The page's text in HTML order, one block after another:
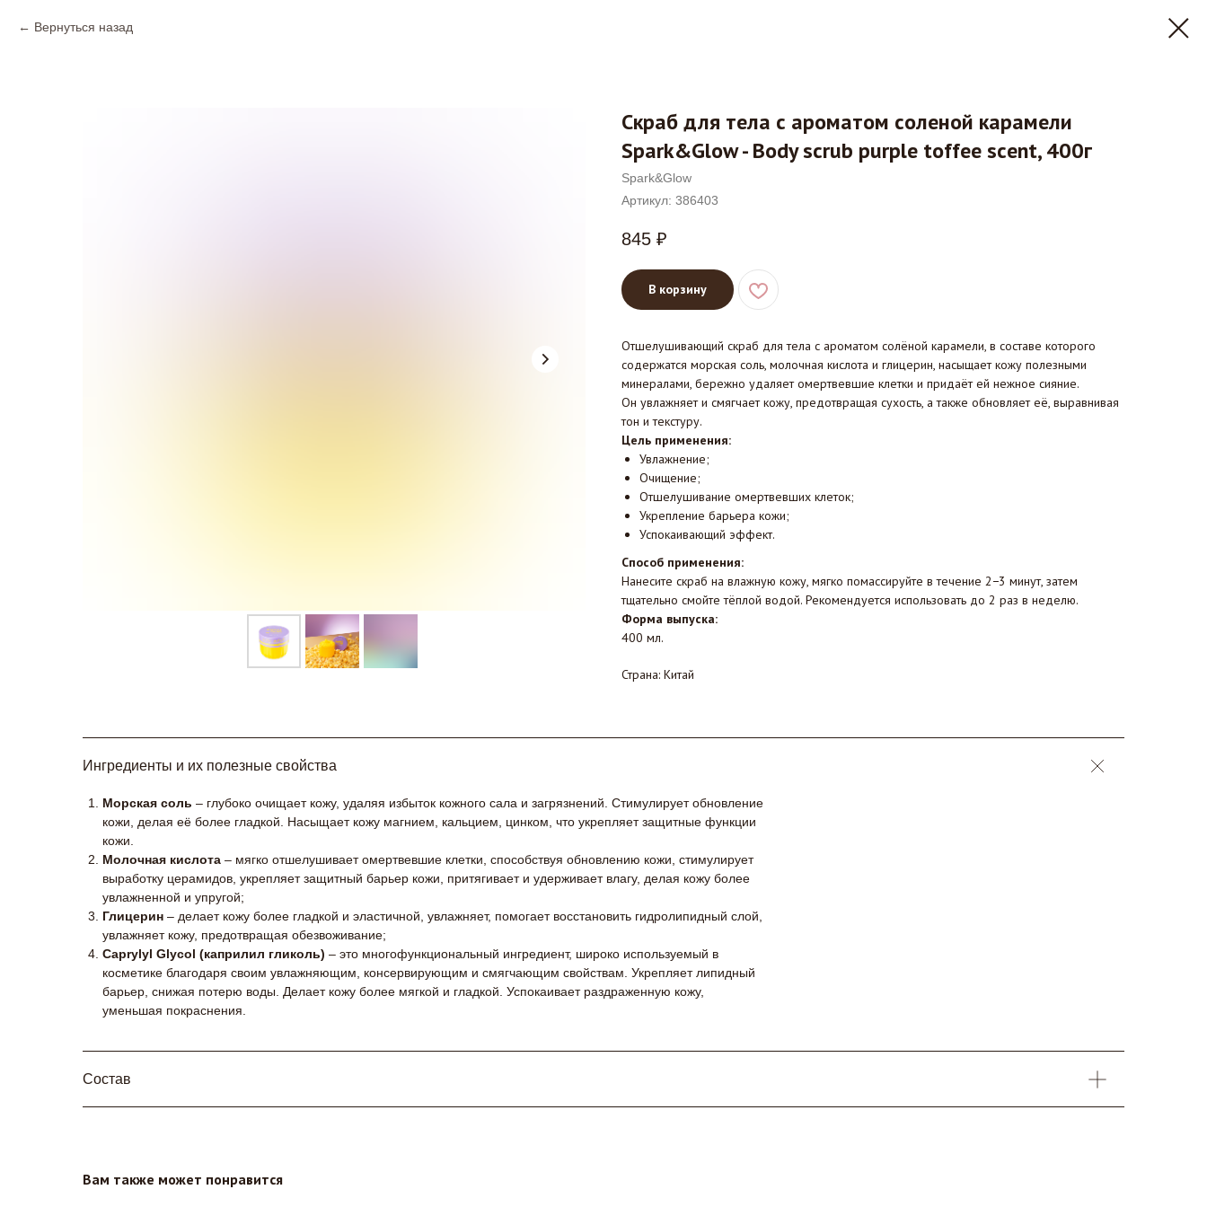
Вернуться назад
Скраб для тела с ароматом соленой карамели
Spark&Glow - Body scrub purple toffee scent, 400г
Spark&Glow
Артикул: 386403
845 ₽
В корзину
Отшелушивающий скраб для тела с ароматом солёной карамели, в составе которого
содержатся морская соль, молочная кислота и глицерин, насыщает кожу полезными
минералами, бережно удаляет омертвевшие клетки и придаёт ей нежное сияние.
Он увлажняет и смягчает кожу, предотвращая сухость, а также обновляет её, выравнивая
тон и текстуру.
Цель применения:
Увлажнение;
Очищение;
Отшелушивание омертвевших клеток;
Укрепление барьера кожи;
Успокаивающий эффект.
Способ применения:
Нанесите скраб на влажную кожу, мягко помассируйте в течение 2−3 минут, затем
тщательно смойте тёплой водой. Рекомендуется использовать до 2 раз в неделю.
Форма выпуска:
400 мл.
Страна: Китай
Ингредиенты и их полезные свойства
Морская соль – глубоко очищает кожу, удаляя избыток кожного сала и загрязнений. Стимулирует обновление
кожи, делая её более гладкой. Насыщает кожу магнием, кальцием, цинком, что укрепляет защитные функции
кожи.
Молочная кислота – мягко отшелушивает омертвевшие клетки, способствуя обновлению кожи, стимулирует
выработку церамидов, укрепляет защитный барьер кожи, притягивает и удерживает влагу, делая кожу более
увлажненной и упругой;
Глицерин – делает кожу более гладкой и эластичной, увлажняет, помогает восстановить гидролипидный слой,
увлажняет кожу, предотвращая обезвоживание;
Caprylyl Glycol (каприлил гликоль) – это многофункциональный ингредиент, широко используемый в
косметике благодаря своим увлажняющим, консервирующим и смягчающим свойствам. Укрепляет липидный
барьер, снижая потерю воды. Делает кожу более мягкой и гладкой. Успокаивает раздраженную кожу,
уменьшая покраснения.
Состав
Вам также может понравится